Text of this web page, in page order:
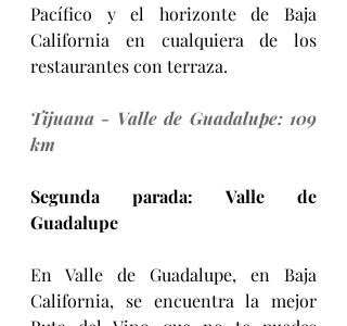
Pacífico y el horizonte de Baja
California en cualquiera de los
restaurantes con terraza.
Tijuana - Valle de Guadalupe: 109
km
Segunda parada: Valle de
Guadalupe
En Valle de Guadalupe, en Baja
California, se encuentra la mejor